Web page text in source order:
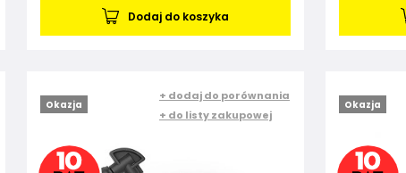
Dodaj do koszyka
Okazja
+ dodaj do porównania
+ do listy zakupowej
Okazja